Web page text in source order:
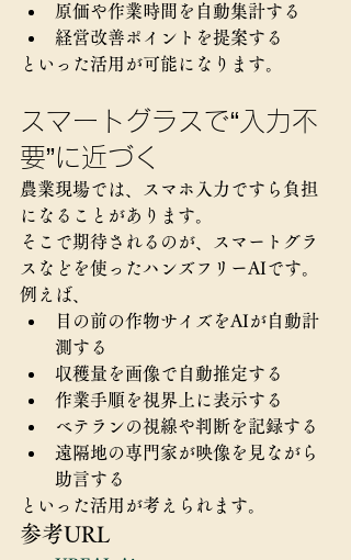
原価や作業時間を自動集計する
経営改善ポイントを提案する
といった活用が可能になります。
スマートグラスで“入力不
要”に近づく
農業現場では、スマホ入力ですら負担
になることがあります。
そこで期待されるのが、スマートグラ
スなどを使ったハンズフリーAIです。
例えば、
目の前の作物サイズをAIが自動計
測する
収穫量を画像で自動推定する
作業手順を視界上に表示する
ベテランの視線や判断を記録する
遠隔地の専門家が映像を見ながら
助言する
といった活用が考えられます。
参考URL